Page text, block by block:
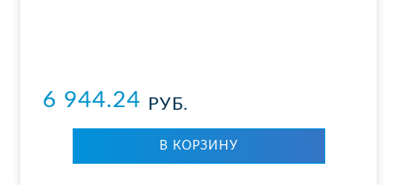
6 944.24 РУБ.
В КОР­ЗИ­НУ